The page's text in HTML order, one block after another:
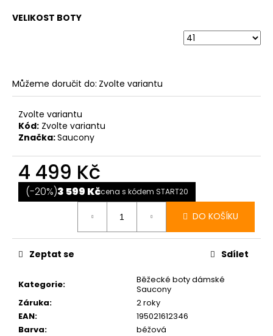
VELIKOST BOTY
Můžeme doručit do: Zvolte variantu
Zvolte variantu
Kód: Zvolte variantu
Značka:Saucony
4 499 Kč
cena:
(-20%)3 599 Kčcena s kódem START20
DO KOŠÍKU
Kategorie:
Běžecké boty dámské
Saucony
Záruka:
2 roky
EAN:
195021612346
Barva:
béžová
Zeptat se Sdílet